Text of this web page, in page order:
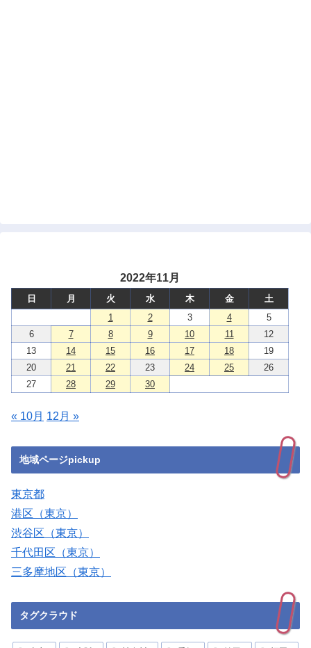
2022年11月
日 月 火 水 木 金
土
1
2 3 4
5
6
7 8 9 10 11
12
13
14 15 16 17 18
19
20
21 22 23 24 25
26
27
28 29 30
« 10月 12月 »
地域ページpickup
東京都
港区（東京）
渋谷区（東京）
千代田区（東京）
三多摩地区（東京）
タグクラウド